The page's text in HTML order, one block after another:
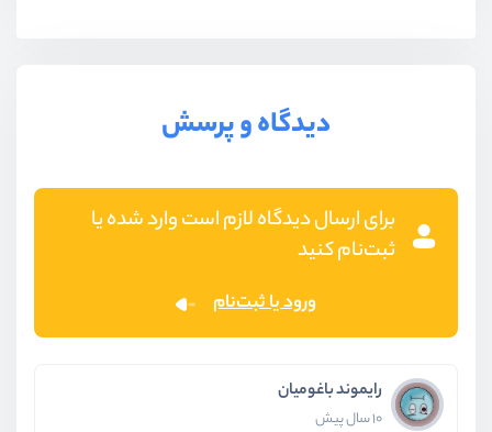
دیدگاه و پرسش
برای ارسال دیدگاه لازم است وارد شده یا
ثبت‌نام کنید
ورود یا ثبت‌نام
رایموند باغومیان
10 سال پیش